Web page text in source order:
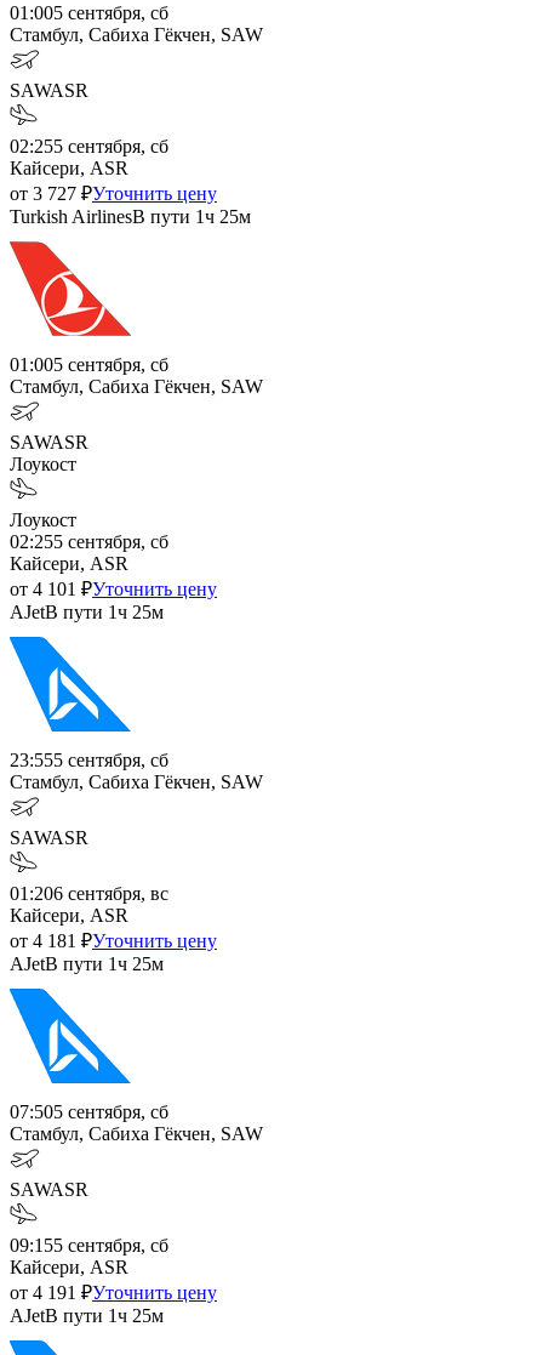
01:005 сентября, сб
Стамбул, Сабиха Гёкчен, SAW
SAWASR
02:255 сентября, сб
Кайсери, ASR
от 3 727 ₽Уточнить цену
Turkish AirlinesВ пути 1ч 25м
01:005 сентября, сб
Стамбул, Сабиха Гёкчен, SAW
SAWASR
Лоукост
Лоукост
02:255 сентября, сб
Кайсери, ASR
от 4 101 ₽Уточнить цену
AJetВ пути 1ч 25м
23:555 сентября, сб
Стамбул, Сабиха Гёкчен, SAW
SAWASR
01:206 сентября, вс
Кайсери, ASR
от 4 181 ₽Уточнить цену
AJetВ пути 1ч 25м
07:505 сентября, сб
Стамбул, Сабиха Гёкчен, SAW
SAWASR
09:155 сентября, сб
Кайсери, ASR
от 4 191 ₽Уточнить цену
AJetВ пути 1ч 25м